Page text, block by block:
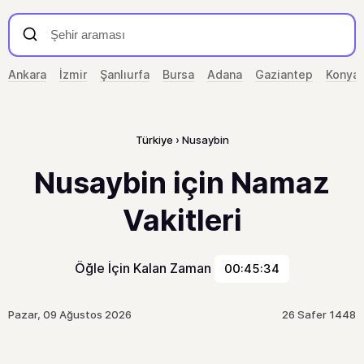
Ankara İzmir Şanlıurfa Bursa Adana Gaziantep Konya
Türkiye Nusaybin
Nusaybin için Namaz
Vakitleri
Öğle İçin Kalan Zaman 00:45:34
Pazar, 09 Ağustos 2026 26 Safer 1448